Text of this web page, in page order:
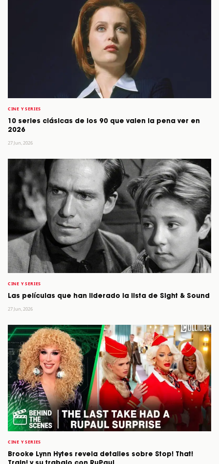
CINE Y SERIES
10 series clásicas de los 90 que valen la pena ver en
2026
27 Jun, 2026
CINE Y SERIES
Las películas que han liderado la lista de Sight & Sound
27 Jun, 2026
CINE Y SERIES
Brooke Lynn Hytes revela detalles sobre Stop! That!